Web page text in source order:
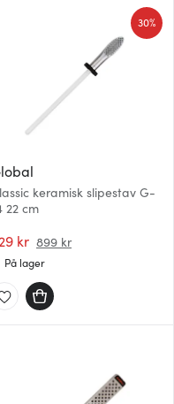
keramisk slipestav G-
22 cm
kr 899 kr
30%
På lager